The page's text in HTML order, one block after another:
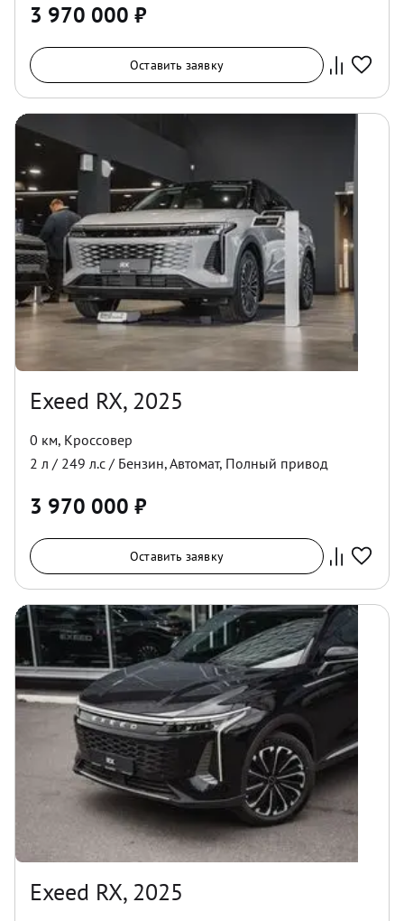
3 970 000 ₽
Оставить заявку
Exeed RX, 2025
0 км, Кроссовер
2 л / 249 л.с / Бензин,Автомат, Полный привод
3 970 000 ₽
Оставить заявку
Exeed RX, 2025